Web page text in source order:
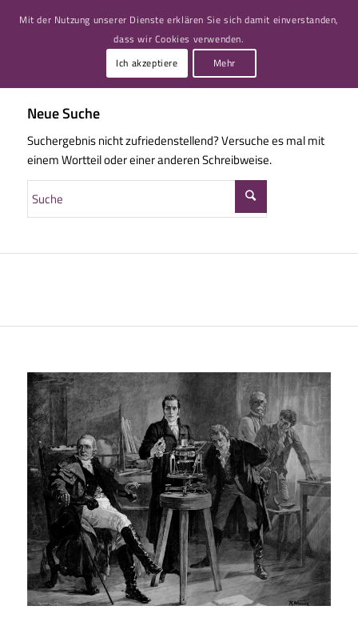
Neue Suche
Suchergebnis nicht zufriedenstellend? Versuche es mal mit
einem Wortteil oder einer anderen Schreibweise.
Mit der Nutzung unserer Dienste erklären Sie sich damit einverstanden,
dass wir Cookies verwenden.
Ich akzeptiere
Mehr